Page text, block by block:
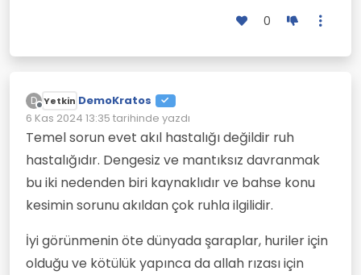
0
D
Çevrimdışı
Yetkin DemoKratos
6 Kas 2024 13:35 tarihinde yazdı
Son düzenleyen:
Temel sorun evet akıl hastalığı değildir ruh
hastalığıdır. Dengesiz ve mantıksız davranmak
bu iki nedenden biri kaynaklıdır ve bahse konu
kesimin sorunu akıldan çok ruhla ilgilidir.
İyi görünmenin öte dünyada şaraplar, huriler için
olduğu ve kötülük yapınca da allah rızası için